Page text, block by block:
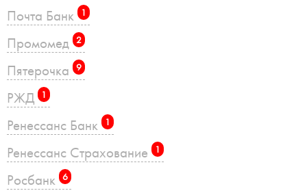
Почта Банк 1
Промомед 2
Пятерочка 9
РЖД 1
Ренессанс Банк 1
Ренессанс Страхование 1
Росбанк 6